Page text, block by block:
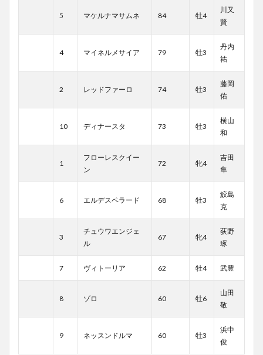
5 マケルナマサムネ 84 牡4
川又
賢
4 マイネルメサイア 79 牡3
丹内
祐
2 レッドファーロ 74 牡3
藤岡
佑
10 ディナースタ 73 牡3
横山
和
1
フローレスクイー
ン
72 牝4
吉田
隼
6 エルデスペラード 68 牡3
鮫島
克
3
チュウワエンジェ
ル
67 牝4
荻野
琢
7 ヴィトーリア 62 牡4 武豊
8 ゾロ 60 牡6
山田
敬
9 ネッスンドルマ 60 牡3
浜中
俊